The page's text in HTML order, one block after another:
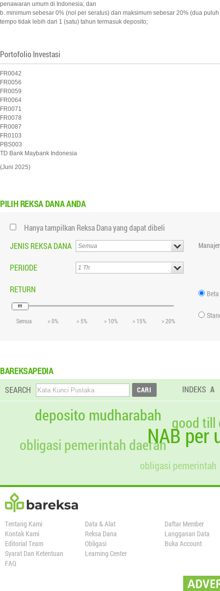
penawaran umum di Indonesia; dan
b. minimum sebesar 0% (nol per seratus) dan maksimum sebesar 20% (dua
tempo tidak lebih dari 1 (satu) tahun termasuk deposito;
Portofolio Investasi
FR0042
FR0056
FR0059
FR0064
FR0071
FR0078
FR0087
FR0103
PBS003
TD Bank Maybank Indonesia
(Juni 2025)
PILIH REKSA DANA ANDA
Hanya tampilkan Reksa Dana yang dapat dibeli
JENIS REKSA DANA
PERIODE
RETURN
Semua > 0% > 5% > 10% > 15% > 20%
Beta
BAREKSAPEDIA
SEARCH INDEKS A
NAB per
deposito mudharabah
obligasi pemerintah
obligasi pemerintah daerah
good till
Tentang Kami
Kontak Kami
Editorial Team
Syarat Dan Ketentuan
FAQ
Data & Alat
Reksa Dana
Obligasi
Learning Center
Daftar Member
Langganan Data
Buka Account